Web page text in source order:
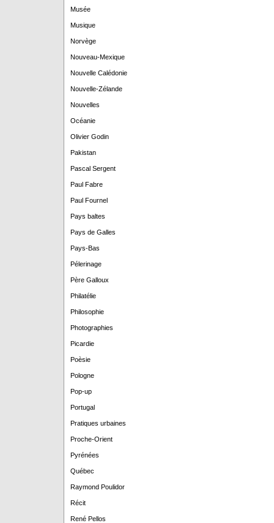
Musée
Musique
Norvège
Nouveau-Mexique
Nouvelle Calédonie
Nouvelle-Zélande
Nouvelles
Océanie
Olivier Godin
Pakistan
Pascal Sergent
Paul Fabre
Paul Fournel
Pays baltes
Pays de Galles
Pays-Bas
Pélerinage
Père Galloux
Philatélie
Philosophie
Photographies
Picardie
Poèsie
Pologne
Pop-up
Portugal
Pratiques urbaines
Proche-Orient
Pyrénées
Québec
Raymond Poulidor
Récit
René Pellos